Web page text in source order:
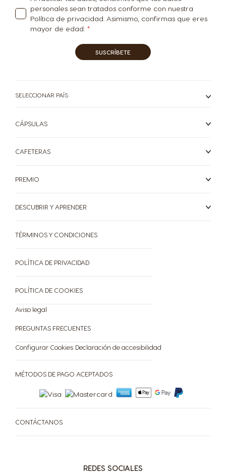
personales sean tratados conforme con nuestra
Política de privacidad . Asimismo, confirmas que eres
mayor de edad.
SUSCRÍBETE
SELECCIONAR PAÍS
CÁPSULAS
CAFETERAS
PREMIO
DESCUBRIR Y APRENDER
REDES SOCIALES
MÉTODOS DE PAGO ACEPTADOS
CONTÁCTANOS
TÉRMINOS Y CONDICIONES
POLÍTICA DE PRIVACIDAD
POLÍTICA DE COOKIES
Aviso legal
PREGUNTAS FRECUENTES
Configurar Cookies Declaración de accesibilidad